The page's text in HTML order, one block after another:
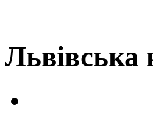
Львівська